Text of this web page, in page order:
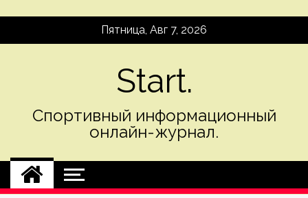
Пятница, Авг 7, 2026
Start.
Спортивный информационный
онлайн-журнал.